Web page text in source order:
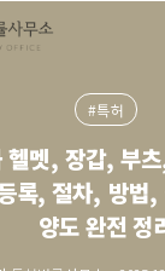
#특허
헬멧, 장갑, 부
록, 절차, 방법
양도 완전 정